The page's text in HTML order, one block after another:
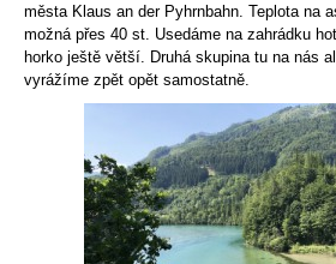
města Klaus an der Pyhrnbahn. Teplota na
možná přes 40 st. Usedáme na zahrádku
horko ještě větší. Druhá skupina tu na nás
vyrážíme zpět opět samostatně.